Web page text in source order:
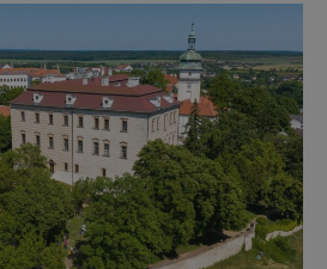
slavnostně otevřena v
kdy se město proměňovalo